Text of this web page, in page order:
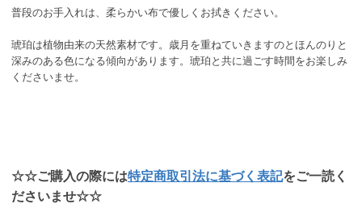
普段のお手入れは、柔らかい布で優しくお拭きください。
琥珀は植物由来の天然素材です。歳月を重ねていきますのとほんのりと
深みのある色になる傾向があります。琥珀と共に過ごす時間をお楽しみ
くださいませ。
☆☆ご購入の際には特定商取引法に基づく表記をご一読く
ださいませ☆☆